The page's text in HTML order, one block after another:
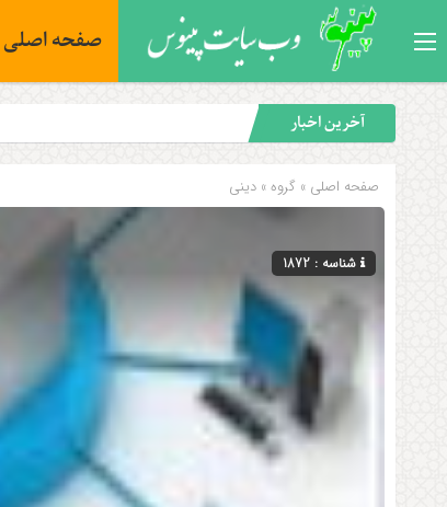
صفحه اصلی
آخرین اخبار
صفحه اصلی » گروه » دینی
شناسه : 1872